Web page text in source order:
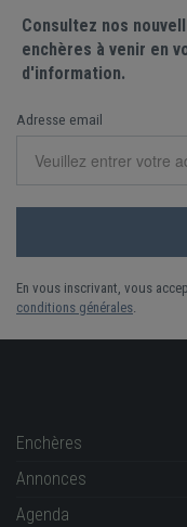
Consultez nos
enchères à venir en
d'information.
Adresse email
En vous inscrivant, vous
conditions générales.
Enchères
Annonces
Agenda